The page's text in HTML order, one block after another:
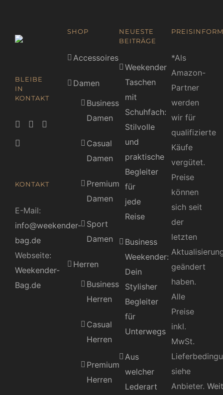
BLEIBE
IN
KONTAKT
KONTAKT
E-Mail:
info@weekender-
bag.de
Webseite:
Weekender-
Bag.de
SHOP
Accessoires
Damen
Business
Damen
Casual
Damen
Premium
Damen
Sport
Damen
Herren
Business
Herren
Casual
Herren
Premium
Herren
NEUESTE
BEITRÄGE
Weekender
Taschen
mit
Schuhfach:
Stilvolle
und
praktische
Begleiter
für
jede
Reise
Business
Weekender:
Dein
Stylisher
Begleiter
für
Unterwegs
Aus
welcher
Lederart
*Als
Amazon-
Partner
werden
wir für
qualifizierte
Käufe
vergütet.
Preise
können
sich seit
der
letzten
geändert
haben.
Alle
Preise
inkl.
MwSt.
siehe
Anbieter.